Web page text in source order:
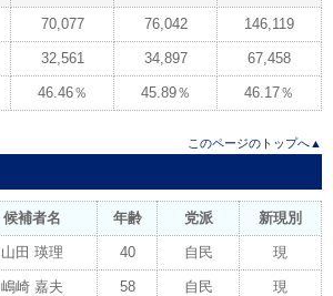
70,077 76,042 146,119
32,561 34,897 67,458
46.46％ 45.89％ 46.17％
このページのトップへ▲
候補者名 年齢 党派 新現別
山田 瑛理 40 自民 現
嶋崎 嘉夫 58 自民 現